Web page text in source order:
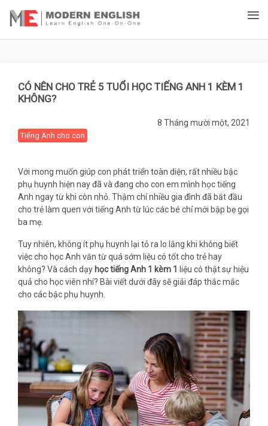
CÓ NÊN CHO TRẺ 5 TUỔI HỌC TIẾNG ANH 1 KÈM 1
KHÔNG?
8 Tháng mười một, 2021
Tiếng Anh cho con
Với mong muốn giúp con phát triển toàn diện, rất nhiều bậc
phụ huynh hiện nay đã và đang cho con em mình học tiếng
Anh ngay từ khi còn nhỏ. Thậm chí nhiều gia đình đã bắt đầu
cho trẻ làm quen với tiếng Anh từ lúc các bé chỉ mới bập bẹ gọi
ba mẹ.
Tuy nhiên, không ít phụ huynh lại tỏ ra lo lắng khi không biết
việc cho học Anh văn từ quá sớm liệu có tốt cho trẻ hay
không? Và cách dạy học tiếng Anh 1 kèm 1
liệu có thật sự hiệu
quả cho học viên nhí? Bài viết dưới đây sẽ giải đáp thắc mắc
cho các bậc phụ huynh.